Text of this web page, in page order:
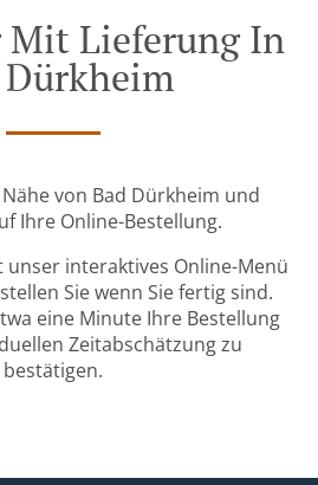
Mit Lieferung In
Dürkheim
von Bad Dürkheim und
Ihre Online-Bestellung.
unser interaktives Online-Menü
Sie wenn Sie fertig sind.
eine Minute Ihre Bestellung
Zeitabschätzung zu
bestätigen.